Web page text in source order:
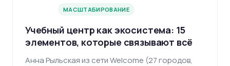
МАСШТАБИРОВАНИЕ
Учебный центр как экосистема: 15
элементов, которые связывают всё
Анна Рыльская из сети Welcome (27 городов,